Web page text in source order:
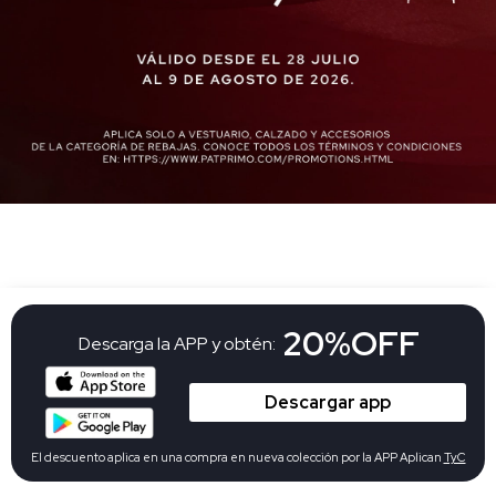
Descarga la APP y obtén: 20%OFF
Descargar app
El descuento aplica en una compra en nueva colección por la APP Aplican TyC